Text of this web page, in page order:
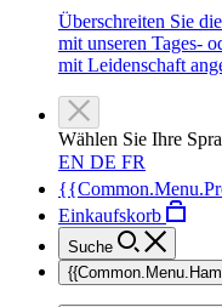
Überschreiten Sie
mit unseren Tages-
mit Leidenschaft
Wählen Sie Ihre
EN DE FR
Einkaufskorb
Suche